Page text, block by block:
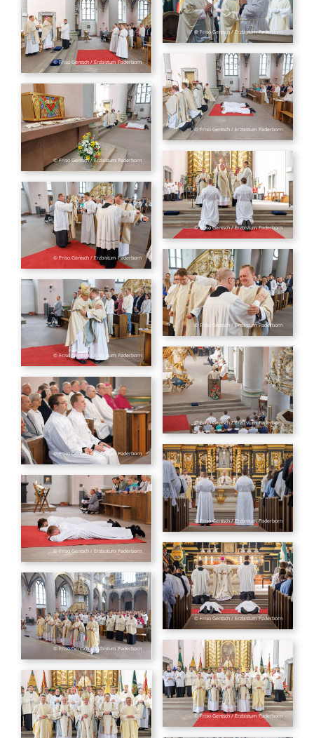
© Friso Gentsch / Erzbistum Paderborn
© Friso Gentsch / Erzbistum Paderborn
© Friso Gentsch / Erzbistum Paderborn
© Friso Gentsch / Erzbistum Paderborn
© Friso Gentsch / Erzbistum Paderborn
© Friso Gentsch / Erzbistum Paderborn
© Friso Gentsch / Erzbistum Paderborn
© Friso Gentsch / Erzbistum Paderborn
© Friso Gentsch / Erzbistum Paderborn
© Friso Gentsch / Erzbistum Paderborn
© Friso Gentsch / Erzbistum Paderborn
© Friso Gentsch / Erzbistum Paderborn
© Friso Gentsch / Erzbistum Paderborn
© Friso Gentsch / Erzbistum Paderborn
© Friso Gentsch / Erzbistum Paderborn